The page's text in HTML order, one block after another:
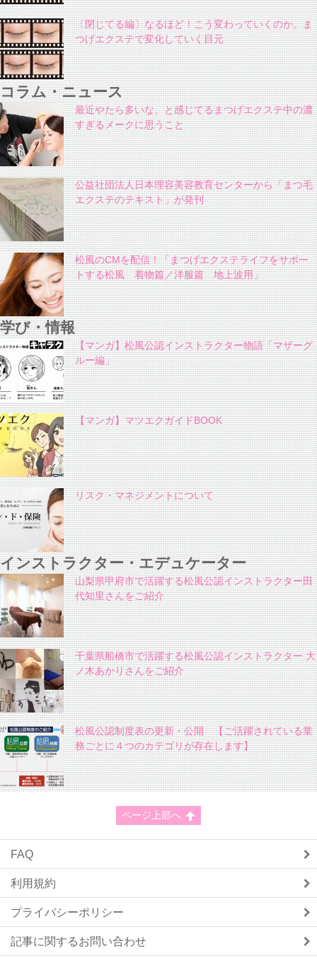
〔閉じてる編〕なるほど！こう変わっていくのか。ま
つげエクステで変化していく目元
コラム・ニュース
最近やたら多いな、と感じてるまつげエクステ中の濃
すぎるメークに思うこと
公益社団法人日本理容美容教育センターから「まつ毛
エクステのテキスト」が発刊
松風のCMを配信！「まつげエクステライフをサポー
トする松風 着物篇／洋服篇 地上波用」
学び・情報
【マンガ】松風公認インストラクター物語「マザーグ
ルー編」
【マンガ】マツエクガイドBOOK
リスク・マネジメントについて
インストラクター・エデュケーター
山梨県甲府市で活躍する松風公認インストラクター田
代知里さんをご紹介
千葉県船橋市で活躍する松風公認インストラクター 大
ノ木あかりさんをご紹介
松風公認制度表の更新・公開 【ご活躍されている業
務ごとに４つのカテゴリが存在します】
ページ上部へ
FAQ
利用規約
プライバシーポリシー
記事に関するお問い合わせ